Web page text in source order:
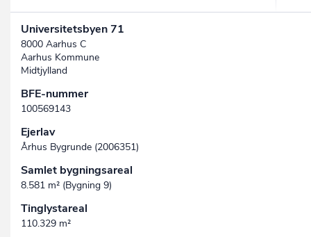
Universitetsbyen 71
8000 Aarhus C
Aarhus Kommune
Midtjylland
BFE-nummer
100569143
Ejerlav
Århus Bygrunde (2006351)
Samlet bygningsareal
8.581 m² (Bygning 9)
Tinglystareal
110.329 m²